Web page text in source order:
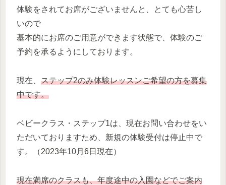
体験をされてお席がございませんと、とても心苦し
いので
基本的にお席のご用意ができます状態で、体験のご
予約を承るようにしております。
現在、 ステップ2のみ体験レッスンご希望の方を募集
中です。
ベビークラス・ステップ1は、現在お問い合わせをい
ただいておりますため、新規の体験受付は停止中で
す。（2023年10月6日現在）
現在満席のクラスも、年度途中の入園などでご案内